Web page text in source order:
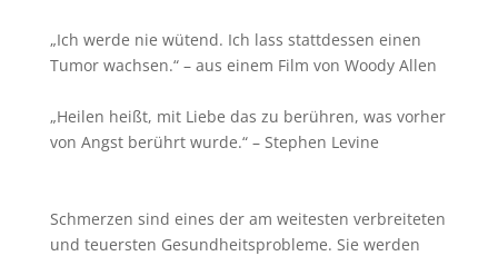
„Ich werde nie wütend. Ich lass stattdessen einen
Tumor wachsen.“ – aus einem Film von Woody Allen
„Heilen heißt, mit Liebe das zu berühren, was vorher
von Angst berührt wurde.“ – Stephen Levine
Schmerzen sind eines der am weitesten verbreiteten
und teuersten Gesundheitsprobleme. Sie werden